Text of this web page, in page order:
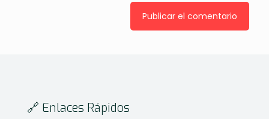
🔗 Enlaces Rápidos